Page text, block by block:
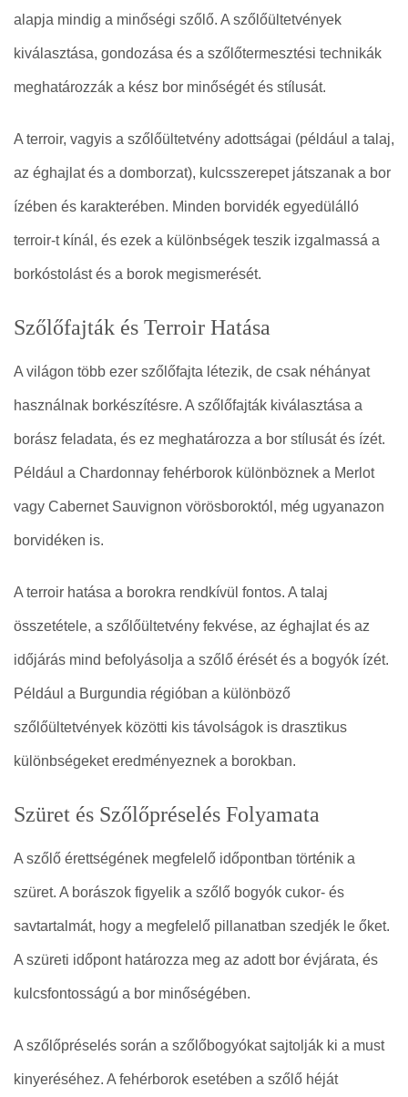
alapja mindig a minőségi szőlő. A szőlőültetvények
kiválasztása, gondozása és a szőlőtermesztési technikák
meghatározzák a kész bor minőségét és stílusát.
A terroir, vagyis a szőlőültetvény adottságai (például a talaj,
az éghajlat és a domborzat), kulcsszerepet játszanak a bor
ízében és karakterében. Minden borvidék egyedülálló
terroir-t kínál, és ezek a különbségek teszik izgalmassá a
borkóstolást és a borok megismerését.
Szőlőfajták és Terroir Hatása
A világon több ezer szőlőfajta létezik, de csak néhányat
használnak borkészítésre. A szőlőfajták kiválasztása a
borász feladata, és ez meghatározza a bor stílusát és ízét.
Például a Chardonnay fehérborok különböznek a Merlot
vagy Cabernet Sauvignon vörösboroktól, még ugyanazon
borvidéken is.
A terroir hatása a borokra rendkívül fontos. A talaj
összetétele, a szőlőültetvény fekvése, az éghajlat és az
időjárás mind befolyásolja a szőlő érését és a bogyók ízét.
Például a Burgundia régióban a különböző
szőlőültetvények közötti kis távolságok is drasztikus
különbségeket eredményeznek a borokban.
Szüret és Szőlőpréselés Folyamata
A szőlő érettségének megfelelő időpontban történik a
szüret. A borászok figyelik a szőlő bogyók cukor- és
savtartalmát, hogy a megfelelő pillanatban szedjék le őket.
A szüreti időpont határozza meg az adott bor évjárata, és
kulcsfontosságú a bor minőségében.
A szőlőpréselés során a szőlőbogyókat sajtolják ki a must
kinyeréséhez. A fehérborok esetében a szőlő héját